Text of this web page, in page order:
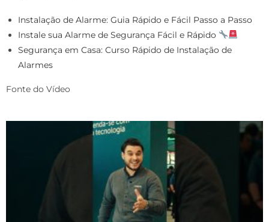
Instalação de Alarme: Guia Rápido e Fácil Passo a Passo
Instale sua Alarme de Segurança Fácil e Rápido
Segurança em Casa: Curso Rápido de Instalação de
Alarmes
Fonte do Vídeo